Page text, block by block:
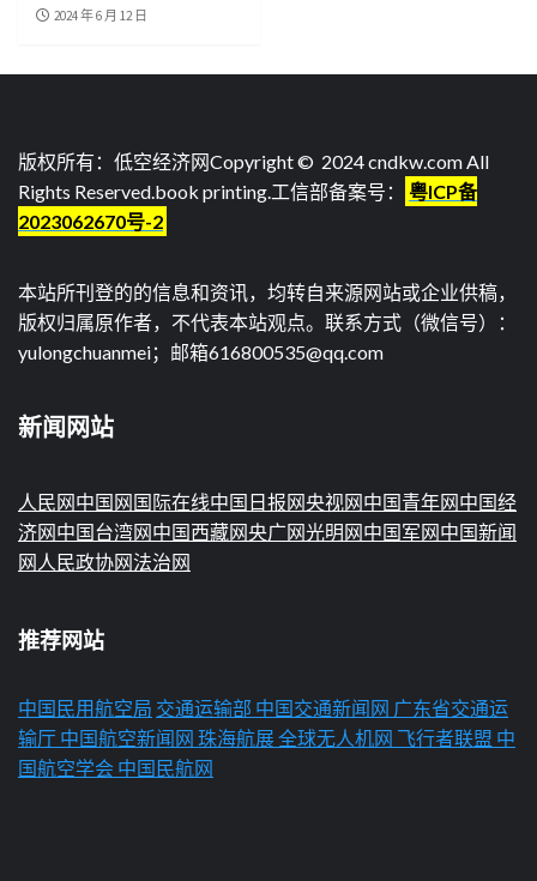
2024 年 6 月 12 日
版权所有：低空经济网Copyright © 2024 cndkw.com All
Rights Reserved.book printing.工信部备案号：
粤ICP备
2023062670号-2
本站所刊登的的信息和资讯，均转自来源网站或企业供稿，
版权归属原作者，不代表本站观点。联系方式（微信号）：
yulongchuanmei；邮箱616800535@qq.com
新闻网站
人民网中国网 国际在线中国日报网央视网中国青年网中国经
济网中国台湾网中国西藏网央广网光明网中国军网中国新闻
网 人民政协网法治网
推荐网站
中国民用航空局 交通运输部 中国交通新闻网 广东省交通运
输厅 中国航空新闻网 珠海航展全球无人机网 飞行者联盟 中
国航空学会 中国民航网